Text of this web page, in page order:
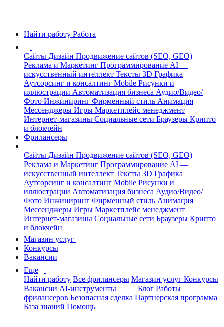
Найти работу Работа
Сайты Дизайн Продвижение сайтов (SEO, GEO)
Реклама и Маркетинг Программирование AI —
искусственный интеллект Тексты 3D Графика
Аутсорсинг и консалтинг Mobile Рисунки и
иллюстрации Автоматизация бизнеса Аудио/Видео/
Фото Инжиниринг Фирменный стиль Анимация
Мессенджеры Игры Маркетплейс менеджмент
Интернет-магазины Социальные сети Браузеры Крипто
и блокчейн
Фрилансеры
Сайты Дизайн Продвижение сайтов (SEO, GEO)
Реклама и Маркетинг Программирование AI —
искусственный интеллект Тексты 3D Графика
Аутсорсинг и консалтинг Mobile Рисунки и
иллюстрации Автоматизация бизнеса Аудио/Видео/
Фото Инжиниринг Фирменный стиль Анимация
Мессенджеры Игры Маркетплейс менеджмент
Интернет-магазины Социальные сети Браузеры Крипто
и блокчейн
Магазин услуг
Конкурсы
Вакансии
Еще
Найти работу Все фрилансеры Магазин услуг Конкурсы
Вакансии AI-инструменты Блог Работы
фрилансеров Безопасная сделка Партнерская программа
База знаний Помощь